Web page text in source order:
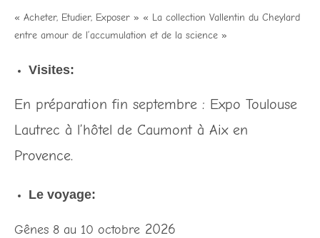
« Acheter, Etudier, Exposer » « La collection Vallentin du Cheylard
entre amour de l’accumulation et de la science »
Visites:
En préparation fin septembre : Expo Toulouse
Lautrec à l’hôtel de Caumont à Aix en
Provence.
Le voyage:
Gênes 8 au 10 octobre 2026